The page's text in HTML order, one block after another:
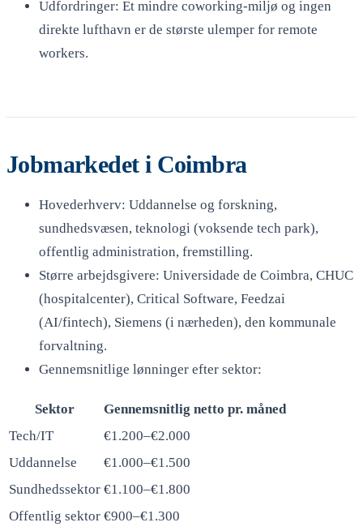
Udfordringer: Et mindre coworking-miljø og ingen
direkte lufthavn er de største ulemper for remote
workers.
Jobmarkedet i Coimbra
Hovederhverv: Uddannelse og forskning,
sundhedsvæsen, teknologi (voksende tech park),
offentlig administration, fremstilling.
Større arbejdsgivere: Universidade de Coimbra, CHUC
(hospitalcenter), Critical Software, Feedzai
(AI/fintech), Siemens (i nærheden), den kommunale
forvaltning.
Gennemsnitlige lønninger efter sektor:
Sektor
Gennemsnitlig netto pr. måned
Tech/IT
€1.200–€2.000
Uddannelse
€1.000–€1.500
Sundhedssektor €1.100–€1.800
Offentlig sektor €900–€1.300